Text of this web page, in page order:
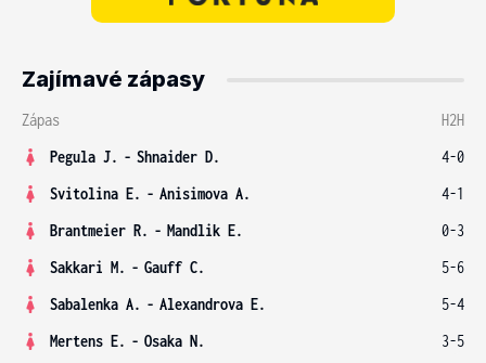
Zajímavé zápasy
Zápas
H2H
Pegula J. - Shnaider D.
4-0
Svitolina E. - Anisimova A.
4-1
Brantmeier R. - Mandlik E.
0-3
Sakkari M. - Gauff C.
5-6
Sabalenka A. - Alexandrova E.
5-4
Mertens E. - Osaka N. 3-5